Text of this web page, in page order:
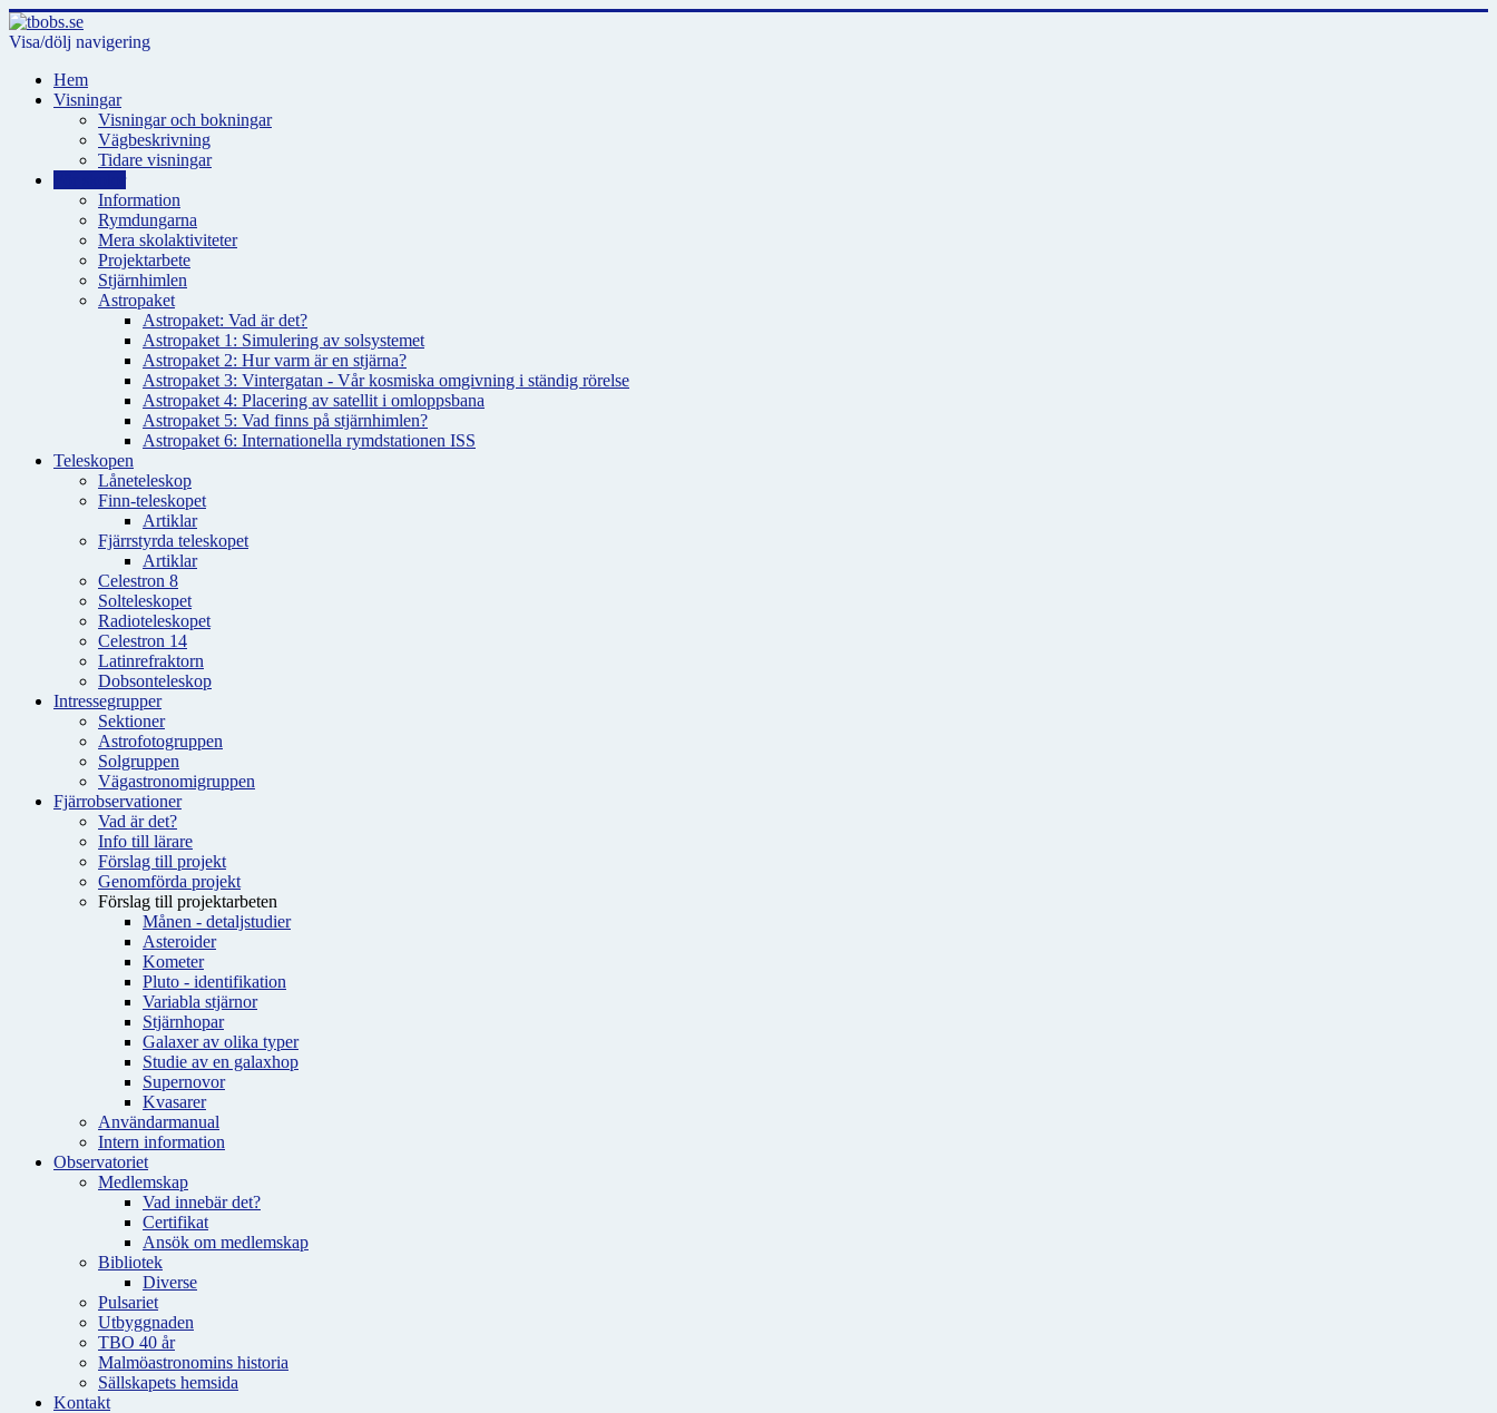
Visa/dölj navigering
Hem
Visningar
Visningar och bokningar
Vägbeskrivning
Tidare visningar
Information
Rymdungarna
Mera skolaktiviteter
Projektarbete
Stjärnhimlen
Astropaket
Astropaket: Vad är det?
Astropaket 1: Simulering av solsystemet
Astropaket 2: Hur varm är en stjärna?
Astropaket 3: Vintergatan - Vår kosmiska omgivning i ständig rörelse
Astropaket 4: Placering av satellit i omloppsbana
Astropaket 5: Vad finns på stjärnhimlen?
Astropaket 6: Internationella rymdstationen ISS
Teleskopen
Låneteleskop
Finn-teleskopet
Artiklar
Fjärrstyrda teleskopet
Artiklar
Celestron 8
Solteleskopet
Radioteleskopet
Celestron 14
Latinrefraktorn
Dobsonteleskop
Intressegrupper
Sektioner
Astrofotogruppen
Solgruppen
Vägastronomigruppen
Fjärrobservationer
Vad är det?
Info till lärare
Förslag till projekt
Genomförda projekt
Förslag till projektarbeten
Månen - detaljstudier
Asteroider
Kometer
Pluto - identifikation
Variabla stjärnor
Stjärnhopar
Galaxer av olika typer
Studie av en galaxhop
Supernovor
Kvasarer
Användarmanual
Intern information
Observatoriet
Medlemskap
Vad innebär det?
Certifikat
Ansök om medlemskap
Bibliotek
Diverse
Pulsariet
Utbyggnaden
TBO 40 år
Malmöastronomins historia
Sällskapets hemsida
Kontakt